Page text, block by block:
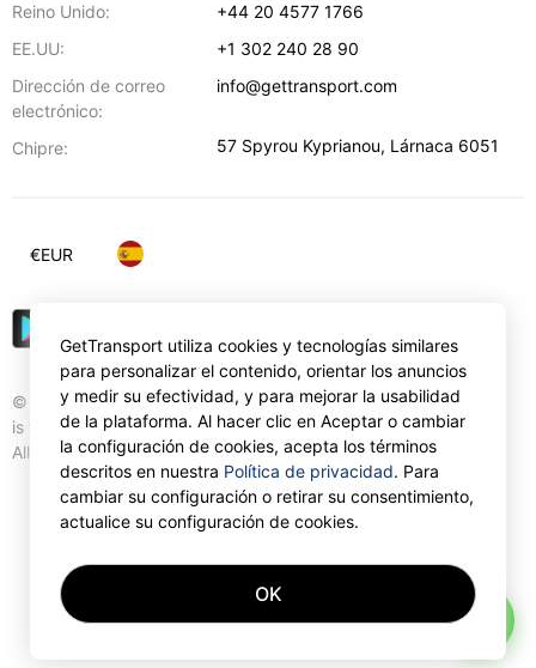
Reino Unido:
+44 20 4577 1766
EE.UU:
+1 302 240 28 90
Dirección de correo
electrónico:
info@gettransport.com
Chipre: 57 Spyrou Kyprianou, Lárnaca 6051
© Gettransport International Limited. GetTransport®
is trademark of Gettransport International Limited.
All rights reserved.
€EUR
GetTransport utiliza cookies y tecnologías similares
para personalizar el contenido, orientar los anuncios
y medir su efectividad, y para mejorar la usabilidad
de la plataforma. Al hacer clic en Aceptar o cambiar
la configuración de cookies, acepta los términos
descritos en nuestra Política de privacidad. Para
cambiar su configuración o retirar su consentimiento,
actualice su configuración de cookies.
OK
AI